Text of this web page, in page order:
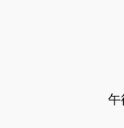
午